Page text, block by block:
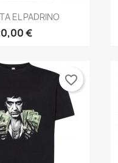
rápida
EL PADRINO
€
favorite_border